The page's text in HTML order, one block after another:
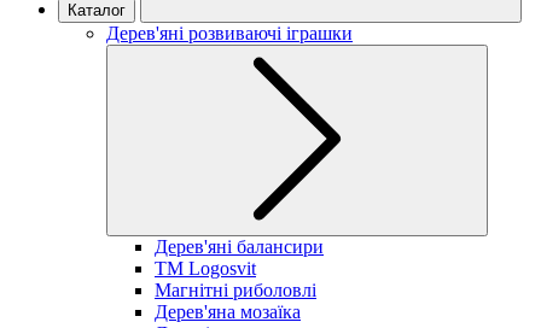
Каталог
Дерев'яні розвиваючі іграшки
Дерев'яні балансири
TM Logosvit
Магнітні риболовлі
Дерев'яна мозаїка